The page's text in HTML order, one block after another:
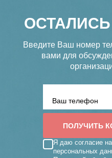
Введите Ваш номер
вами для
Я даю согласие
персональных